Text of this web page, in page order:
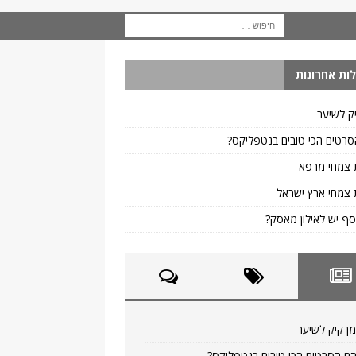
אחרונות
לשיער
הכי טובים בנטפליקס?
צמחי מרפא
צמחי ארץ ישראל
יש לאילון מאסק?
קיק לשיער